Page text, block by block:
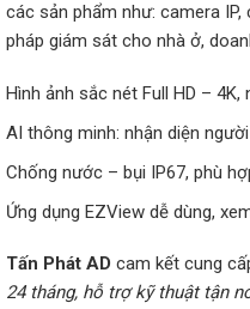
các sản phẩm như: camera IP,
pháp giám sát cho nhà ở,
Hình ảnh sắc nét Full HD –
AI thông minh: nhận diện
Chống nước – bụi IP67, phù
Ứng dụng EZView dễ dùng,
Tấn Phát AD cam kết cung
24 tháng, hỗ trợ kỹ thuật tận